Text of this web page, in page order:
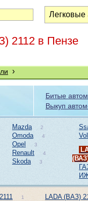
2112 в Пензе
›
Битые
Выкуп
Mazda 2
Omoda 4
Opel 3
Renault 4
Skoda 3
1
LADA (ВАЗ)